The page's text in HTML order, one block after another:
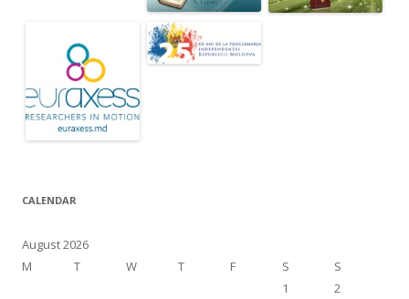
CALENDAR
August 2026
M
T W T F S S
1
2